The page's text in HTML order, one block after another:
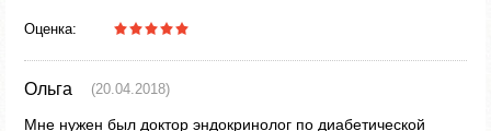
Оценка:
Ольга (20.04.2018)
Мне нужен был доктор эндокринолог по диабетической